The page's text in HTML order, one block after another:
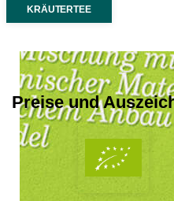
durch den
Verarbeitung
KRÄUTERTEE
Preise und